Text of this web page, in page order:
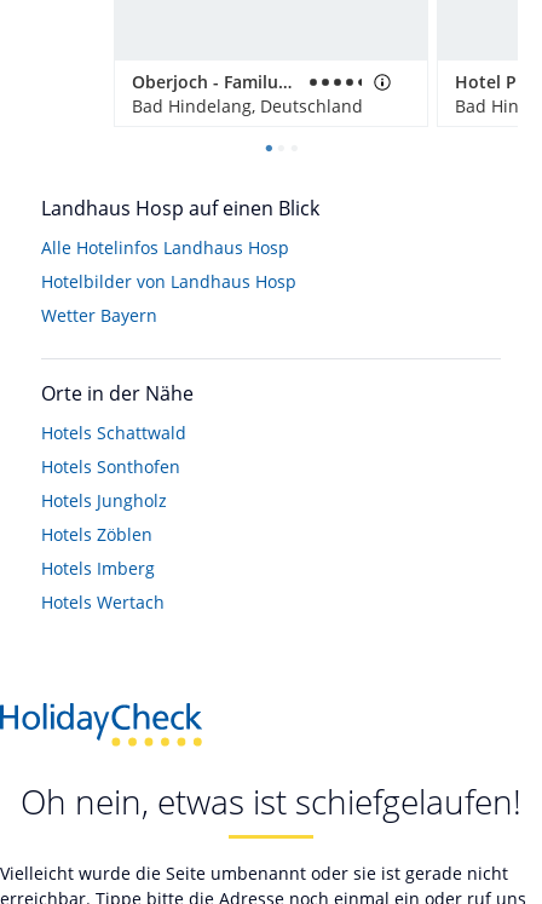
Oberjoch - Familux Resort
Bad Hindelang, Deutschland
Bad
Landhaus Hosp auf einen Blick
Alle Hotelinfos Landhaus Hosp
Hotelbilder von Landhaus Hosp
Wetter Bayern
Orte in der Nähe
Hotels Schattwald
Hotels Sonthofen
Hotels Jungholz
Hotels Zöblen
Hotels Imberg
Hotels Wertach
Oh nein, etwas ist schiefgelaufen!
Vielleicht wurde die Seite umbenannt oder sie ist gerade nicht
erreichbar. Tippe bitte die Adresse noch einmal ein oder ruf uns